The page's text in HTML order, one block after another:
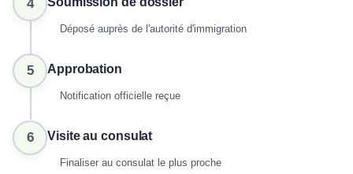
4
Déposé auprès de l'autorité d'immigration
5 Approbation
Notification officielle reçue
6 Visite au consulat
Finaliser au consulat le plus proche